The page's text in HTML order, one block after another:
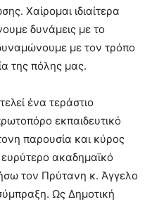
Χαίρομαι ιδιαίτερα
δυνάμεις με το
με τον τρόπο
της πόλης μας.
ένα τεράστιο
εκπαιδευτικό
παρουσία και κύρος
ευρύτερο ακαδημαϊκό
τον Πρύτανη κ. Άγγελο
Ως Δημοτική